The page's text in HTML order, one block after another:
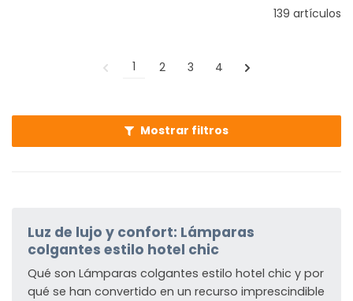
139 artículos
1 2 3 4
Mostrar filtros
Luz de lujo y confort: Lámparas
colgantes estilo hotel chic
Qué son Lámparas colgantes estilo hotel chic y por
qué se han convertido en un recurso imprescindible